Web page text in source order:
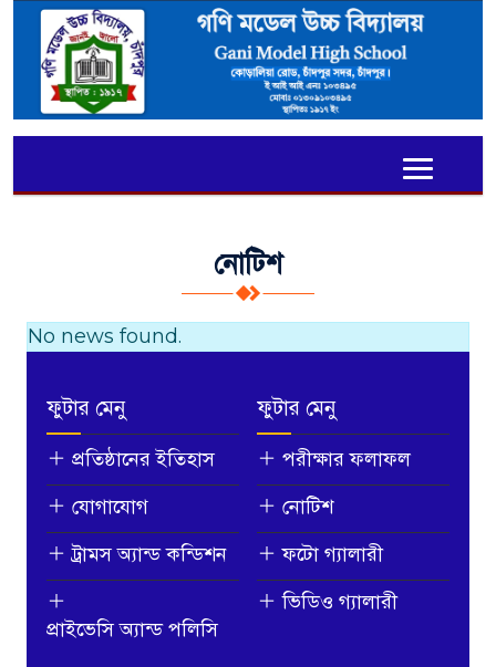
নোটিশ
No news found.
ফুটার মেনু
প্রতিষ্ঠানের ইতিহাস
যোগাযোগ
ট্রামস অ্যান্ড কন্ডিশন
প্রাইভেসি অ্যান্ড পলিসি
ফুটার মেনু
পরীক্ষার ফলাফল
নোটিশ
ফটো গ্যালারী
ভিডিও গ্যালারী